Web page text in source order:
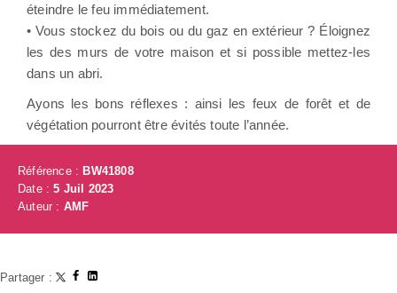
éteindre le feu immédiatement.
• Vous stockez du bois ou du gaz en extérieur ? Éloignez
les des murs de votre maison et si possible mettez-les
dans un abri.
Ayons les bons réflexes : ainsi les feux de forêt et de
végétation pourront être évités toute l’année.
Référence : BW41808
Date :5 Juil 2023
Auteur : AMF
Partager :